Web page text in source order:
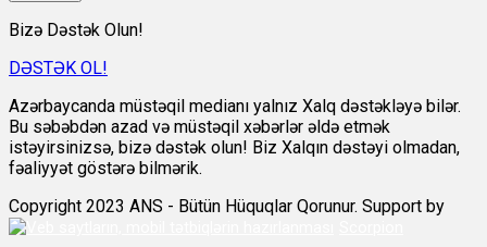
Bizə Dəstək Olun!
DƏSTƏK OL!
Azərbaycanda müstəqil medianı yalnız Xalq dəstəkləyə bilər.
Bu səbəbdən azad və müstəqil xəbərlər əldə etmək
istəyirsinizsə, bizə dəstək olun! Biz Xalqın dəstəyi olmadan,
fəaliyyət göstərə bilmərik.
Copyright 2023 ANS - Bütün Hüquqlar Qorunur. Support by